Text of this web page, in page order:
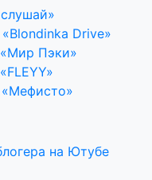
Drive»
Пэки»
на Ютубе